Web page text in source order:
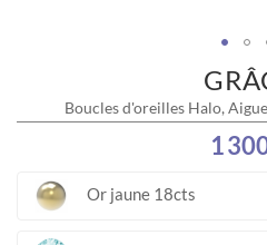
Boucles d'oreilles Halo,
1
Or jaune 18cts
images
gallery